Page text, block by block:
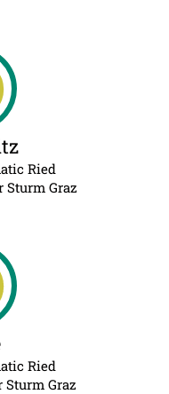
Ried
Sturm Graz
Ried
Sturm Graz